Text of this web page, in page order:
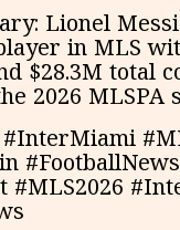
Lionel
in MLS
$28.3M total
2026 MLSPA
#FootballNews
#MLS2026